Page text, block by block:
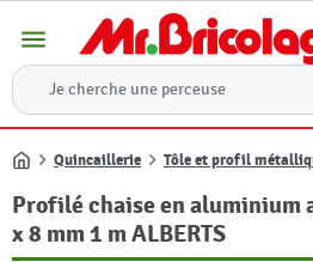
menu
Accueil
Quincaillerie Tôle et profil
Profilé chaise en aluminium
x 8 mm 1 m ALBERTS